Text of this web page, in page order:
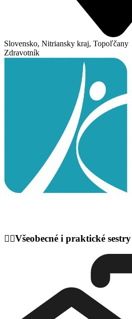
Slovensko, Nitriansky kraj, Topoľčany
Zdravotník
👩‍⚕️Všeobecné i praktické